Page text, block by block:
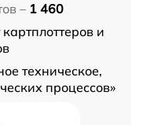
– 1 460
и
техническое,
процессов»